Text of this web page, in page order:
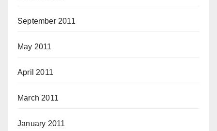
September 2011
May 2011
April 2011
March 2011
January 2011